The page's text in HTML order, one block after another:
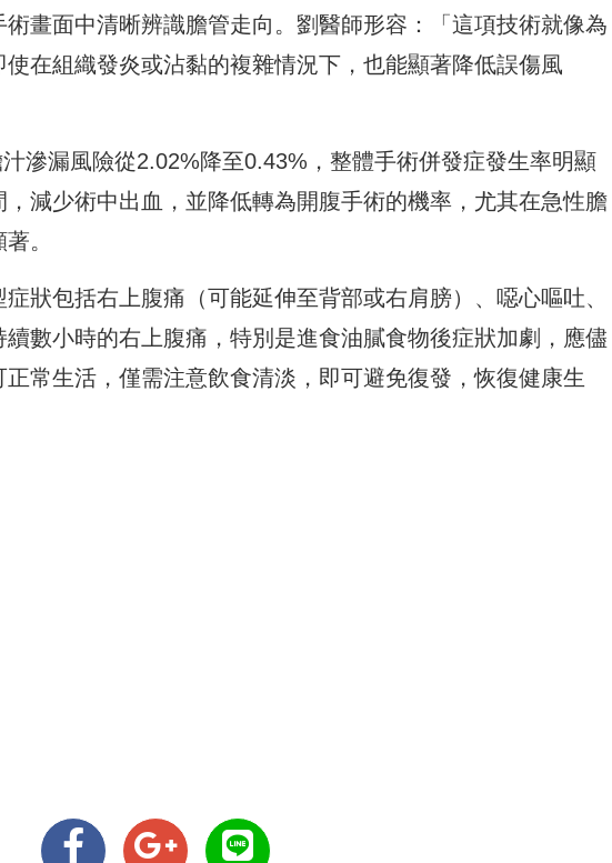
畫面中清晰辨識膽管走向。劉醫師形容：「這項技術就像為
在組織發炎或沾黏的複雜情況下，也能顯著降低誤傷風
滲漏風險從2.02%降至0.43%，整體手術併發症發生率明顯
減少術中出血，並降低轉為開腹手術的機率，尤其在急性膽
。
狀包括右上腹痛（可能延伸至背部或右肩膀）、噁心嘔吐、
數小時的右上腹痛，特別是進食油膩食物後症狀加劇，應儘
常生活，僅需注意飲食清淡，即可避免復發，恢復健康生